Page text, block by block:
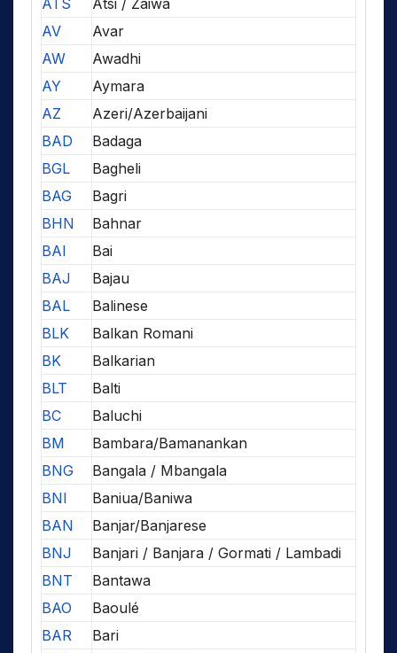
ATS
Atsi / Zaiwa
AV
Avar
AW
Awadhi
AY
Aymara
AZ
Azeri/Azerbaijani
BAD
Badaga
BGL
Bagheli
BAG
Bagri
BHN
Bahnar
BAI
Bai
BAJ
Bajau
BAL
Balinese
BLK
Balkan Romani
BK
Balkarian
BLT
Balti
BC
Baluchi
BM
Bambara/Bamanankan
BNG
Bangala / Mbangala
BNI
Baniua/Baniwa
BAN
Banjar/Banjarese
BNJ
Banjari / Banjara / Gormati / Lambadi
BNT
Bantawa
BAO
Baoulé
BAR
Bari